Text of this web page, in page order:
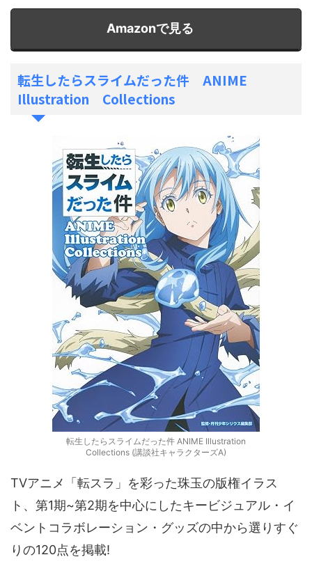
Amazonで見る
転生したらスライムだった件 ANIME
Illustration Collections
転生したらスライムだった件 ANIME Illustration
Collections (講談社キャラクターズA)
TVアニメ「転スラ」を彩った珠玉の版権イラス
ト、第1期~第2期を中心にしたキービジュアル・イ
ベントコラボレーション・グッズの中から選りすぐ
りの120点を掲載!